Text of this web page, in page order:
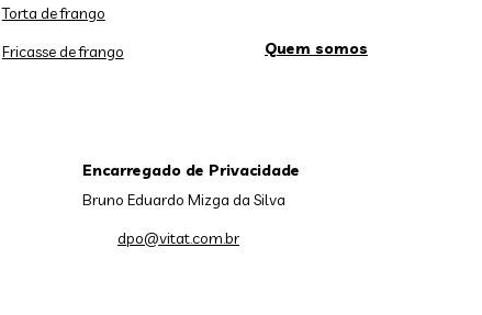
Torta de frango
Fricasse de frango
Quem somos
Encarregado de Privacidade
Bruno Eduardo Mizga da Silva
dpo@vitat.com.br